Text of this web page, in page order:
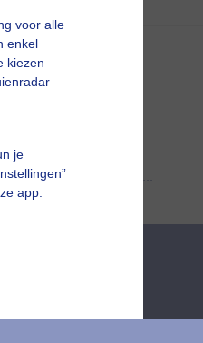
voor alle
enkel
kiezen
je
app.
moment geduld aub...